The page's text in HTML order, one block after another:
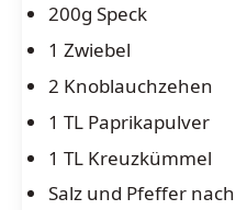
200g Speck
1 Zwiebel
2 Knoblauchzehen
1 TL Paprikapulver
1 TL Kreuzkümmel
Salz und Pfeffer nach